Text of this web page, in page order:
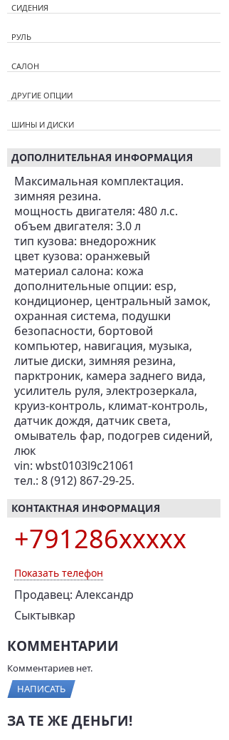
СИДЕНИЯ
РУЛЬ
САЛОН
ДРУГИЕ ОПЦИИ
ШИНЫ И ДИСКИ
ДОПОЛНИТЕЛЬНАЯ ИНФОРМАЦИЯ
Максимальная комплектация.
зимняя резина.
мощность двигателя: 480 л.с.
объем двигателя: 3.0 л
тип кузова: внедорожник
цвет кузова: оранжевый
материал салона: кожа
дополнительные опции: esp,
кондиционер, центральный замок,
охранная система, подушки
безопасности, бортовой
компьютер, навигация, музыка,
литые диски, зимняя резина,
парктроник, камера заднего вида,
усилитель руля, электрозеркала,
круиз-контроль, климат-контроль,
датчик дождя, датчик света,
омыватель фар, подогрев сидений,
люк
vin: wbst0103l9c21061
тел.: 8 (912) 867-29-25.
КОНТАКТНАЯ ИНФОРМАЦИЯ
+791286xxxxx
Показать телефон
Продавец: Александр
Сыктывкар
КОММЕНТАРИИ
Комментариев нет.
НАПИСАТЬ
ЗА ТЕ ЖЕ ДЕНЬГИ!